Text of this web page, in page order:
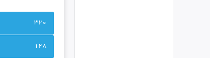
320
128